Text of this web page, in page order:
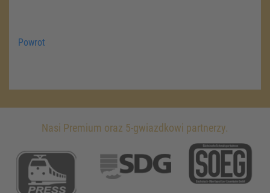
Powrot
Nasi Premium oraz 5-gwiazdkowi partnerzy.